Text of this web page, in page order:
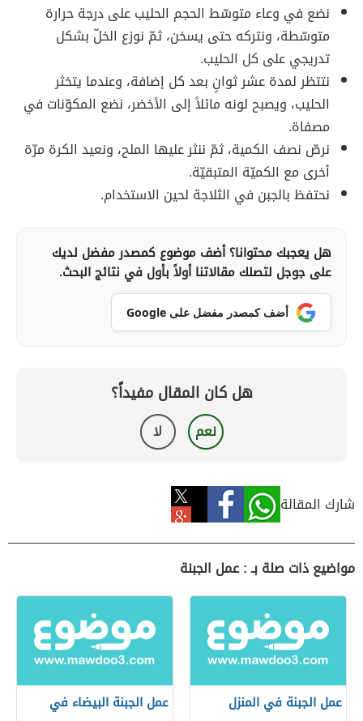
نضع في وعاء متوسّط الحجم الحليب على درجة حرارة
متوسّطة، ونتركه حتى يسخن، ثمّ نوزع الخلّ بشكل
تدريجي على كل الحليب.
نتتظر لمدة عشر ثوانٍ بعد كل إضافة، وعندما يتخثر
الحليب، ويصبح لونه مائلاً إلى الأخضر، نضع المكوّنات في
مصفاة.
نرصّ نصف الكمية، ثمّ ننثر عليها الملح، ونعيد الكرة مرّة
أخرى مع الكميّة المتبقيّة.
نحتفظ بالجبن في الثلاجة لحين الاستخدام.
هل يعجبك محتوانا؟ أضف موضوع كمصدر مفضل لديك
على جوجل لتصلك مقالاتنا أولاً بأول في نتائج البحث.
أضف كمصدر مفضل على Google
هل كان المقال مفيداً؟
نعم لا
شارك المقالة
مواضيع ذات صلة بـ : عمل الجبنة
عمل الجبنة في المنزل
عمل الجبنة البيضاء في